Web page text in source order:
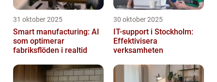
31 oktober 2025
Smart manufacturing: AI
som optimerar
fabriksflöden i realtid
30 oktober 2025
IT-support i Stockholm:
Effektivisera
verksamheten